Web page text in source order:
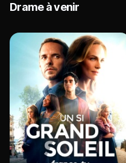
Drame à venir